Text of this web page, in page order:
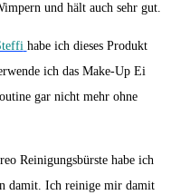
und hält auch sehr gut.
habe ich dieses Produkt
ich das Make-Up Ei
gar nicht mehr ohne
Reinigungsbürste habe ich
damit. Ich reinige mir damit